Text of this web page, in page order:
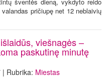
pričiupę net 12 neblaivių
viešnagės –
paskutinę minutę
| Rubrika: Miestas